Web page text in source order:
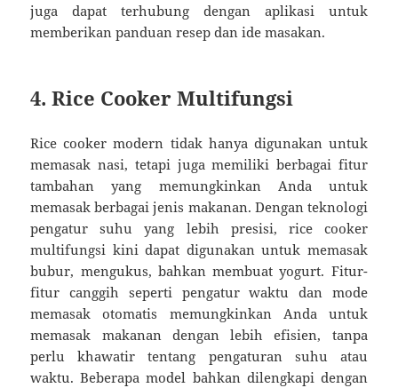
juga dapat terhubung dengan aplikasi untuk
memberikan panduan resep dan ide masakan.
4. Rice Cooker Multifungsi
Rice cooker modern tidak hanya digunakan untuk
memasak nasi, tetapi juga memiliki berbagai fitur
tambahan yang memungkinkan Anda untuk
memasak berbagai jenis makanan. Dengan teknologi
pengatur suhu yang lebih presisi, rice cooker
multifungsi kini dapat digunakan untuk memasak
bubur, mengukus, bahkan membuat yogurt. Fitur-
fitur canggih seperti pengatur waktu dan mode
memasak otomatis memungkinkan Anda untuk
memasak makanan dengan lebih efisien, tanpa
perlu khawatir tentang pengaturan suhu atau
waktu. Beberapa model bahkan dilengkapi dengan